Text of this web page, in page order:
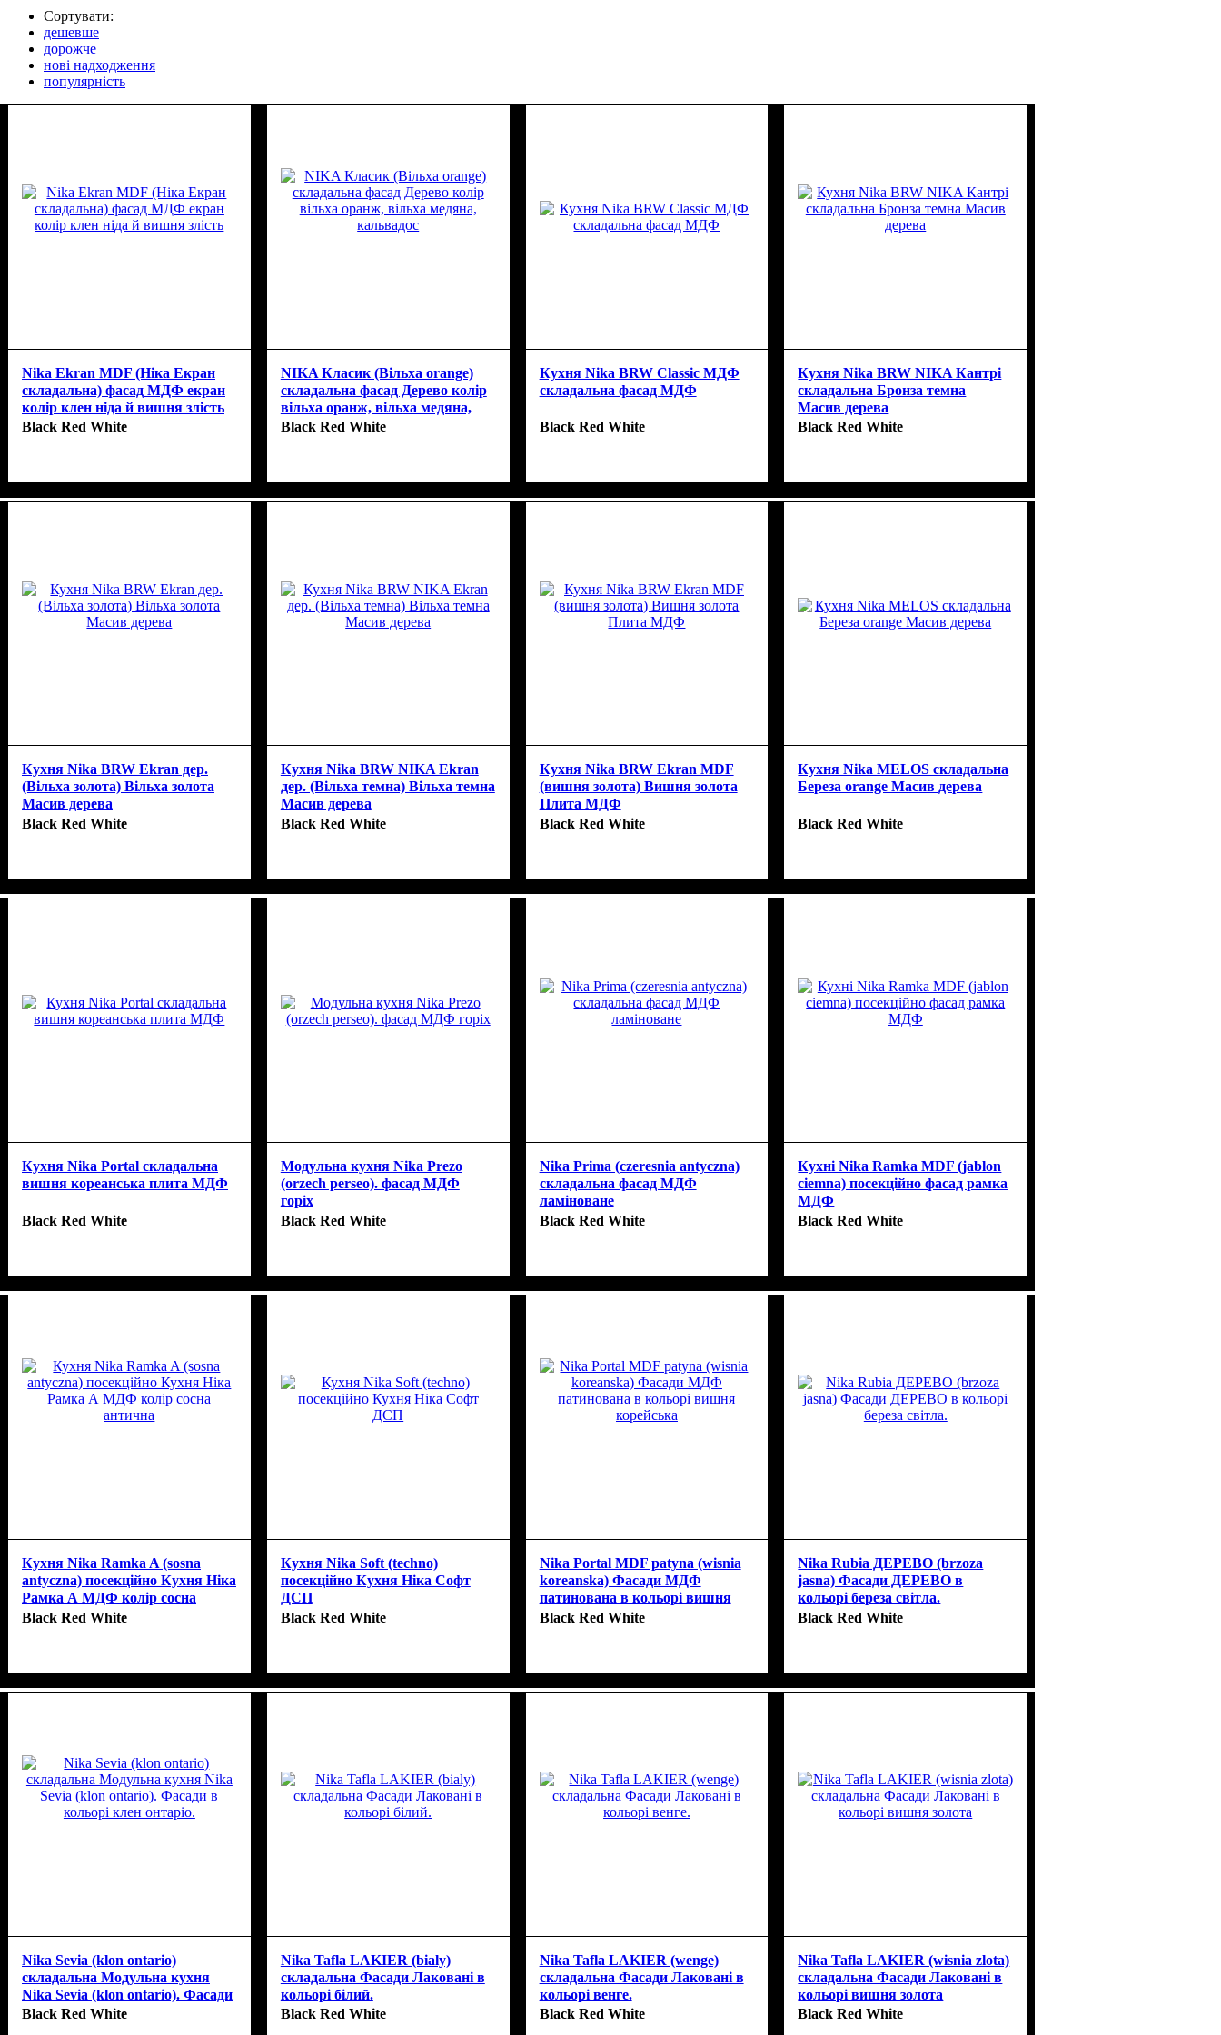
Сортувати:
дешевше
дорожче
нові надходження
популярність
Nika Ekran MDF (Ніка Екран
складальна) фасад МДФ екран
колір клен ніда й вишня злість
Black Red White
NIKA Класик (Вільха orangе)
складальна фасад Дерево колір
вільха оранж, вільха медяна,
кальвадос
Black Red White
Кухня Nika BRW Classic МДФ
складальна фасад МДФ
Black Red White
Кухня Nika BRW NIKA Кантрі
складальна Бронза темна
Масив дерева
Black Red White
Кухня Nika BRW Ekran дер.
(Вільха золота) Вільха золота
Масив дерева
Black Red White
Кухня Nika BRW NIKA Ekran
дер. (Вільха темна) Вільха темна
Масив дерева
Black Red White
Кухня Nika BRW Ekran MDF
(вишня золота) Вишня золота
Плита МДФ
Black Red White
Кухня Nika MELOS складальна
Береза orange Масив дерева
Black Red White
Кухня Nika Portal складальна
вишня кореанська плита МДФ
Black Red White
Модульна кухня Nika Prezo
(orzech perseo). фасад МДФ
горіх
Black Red White
Nika Prima (czeresnia antyczna)
складальна фасад МДФ
ламіноване
Black Red White
Кухні Nika Ramka MDF (jablon
ciemna) посекційно фасад рамка
МДФ
Black Red White
Кухня Nika Ramka A (sosna
antyczna) посекційно Кухня Ніка
Рамка А МДФ колір сосна
антична
Black Red White
Кухня Nika Soft (techno)
посекційно Кухня Ніка Софт
ДСП
Black Red White
Nika Portal MDF patyna (wisnia
koreanska) Фасади МДФ
патинована в кольорі вишня
корейська
Black Red White
Nika Rubia ДЕРЕВО (brzoza
jasna) Фасади ДЕРЕВО в
кольорі береза світла.
Black Red White
Nika Sevia (klon ontario)
складальна Модульна кухня
Nika Sevia (klon ontario). Фасади
в кольорі клен онтаріо.
Black Red White
Nika Tafla LAKIER (bialy)
складальна Фасади Лаковані в
кольорі білий.
Black Red White
Nika Tafla LAKIER (wenge)
складальна Фасади Лаковані в
кольорі венге.
Black Red White
Nika Tafla LAKIER (wisnia zlota)
складальна Фасади Лаковані в
кольорі вишня золота
Black Red White